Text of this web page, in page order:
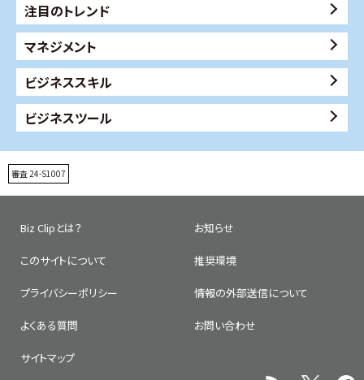
注目のトレンド
マネジメント
ビジネススキル
ビジネスツール
審査 24-S1007
Biz Clipとは？ お知らせ
このサイトについて 推奨環境
プライバシーポリシー 情報の外部送信について
よくある質問 お問い合わせ
サイトマップ